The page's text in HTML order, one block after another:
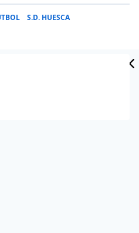
S.D. HUESCA
José Bordalás al
el ascenso. El presidente